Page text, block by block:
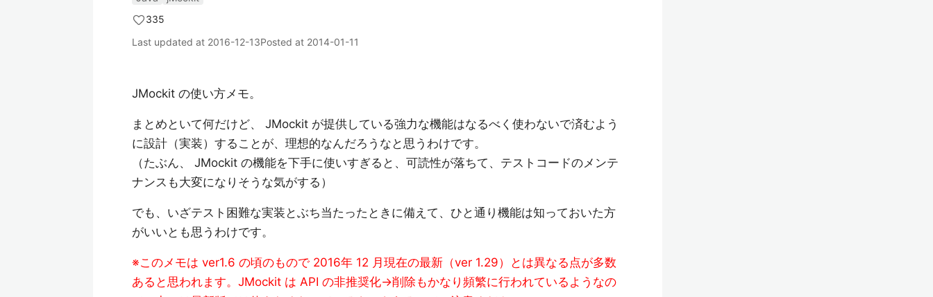
335
Last updated at 2016-12-13Posted at 2014-01-11
JMockit の使い方メモ。
まとめといて何だけど、 JMockit が提供している強力な機能はなるべく使わないで済むよう
に設計（実装）することが、理想的なんだろうなと思うわけです。
（たぶん、 JMockit の機能を下手に使いすぎると、可読性が落ちて、テストコードのメンテ
ナンスも大変になりそうな気がする）
でも、いざテスト困難な実装とぶち当たったときに備えて、ひと通り機能は知っておいた方
がいいとも思うわけです。
※このメモは ver1.6 の頃のもので 2016年 12 月現在の最新（ver 1.29）とは異なる点が多数
あると思われます。JMockit は API の非推奨化→削除もかなり頻繁に行われているようなの